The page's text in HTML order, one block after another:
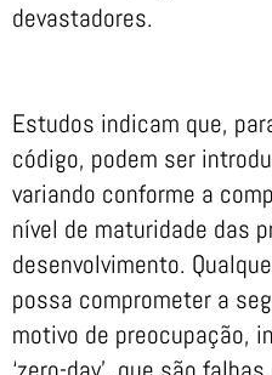
devastadores.
Estudos indicam que,
código, podem ser
variando conforme a
nível de maturidade das
desenvolvimento.
possa comprometer a
motivo de preocupação,